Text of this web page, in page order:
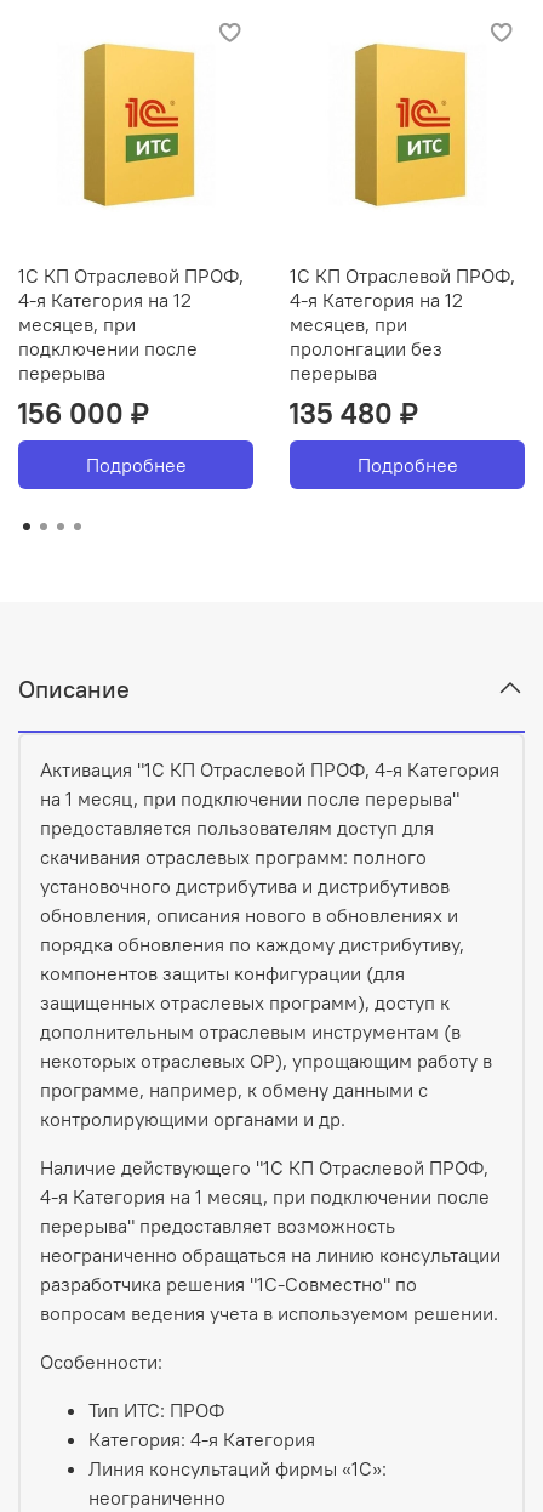
1С КП Отраслевой ПРОФ,
4-я Категория на 12
месяцев, при
подключении после
перерыва
156 000 ₽
Подробнее
1С КП Отраслевой ПРОФ,
4-я Категория на 12
месяцев, при
пролонгации без
перерыва
135 480 ₽
Подробнее
Описание
Активация "1С КП Отраслевой ПРОФ, 4-я Категория
на 1 месяц, при подключении после перерыва"
предоставляется пользователям доступ для
скачивания отраслевых программ: полного
установочного дистрибутива и дистрибутивов
обновления, описания нового в обновлениях и
порядка обновления по каждому дистрибутиву,
компонентов защиты конфигурации (для
защищенных отраслевых программ), доступ к
дополнительным отраслевым инструментам (в
некоторых отраслевых ОР), упрощающим работу в
программе, например, к обмену данными с
контролирующими органами и др.
Наличие действующего "1С КП Отраслевой ПРОФ,
4-я Категория на 1 месяц, при подключении после
перерыва" предоставляет возможность
неограниченно обращаться на линию консультации
разработчика решения "1С-Совместно" по
вопросам ведения учета в используемом решении.
Особенности:
Тип ИТС: ПРОФ
Категория: 4-я Категория
Линия консультаций фирмы «1С»:
неограниченно